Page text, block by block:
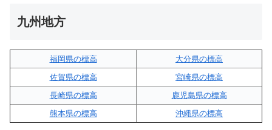
九州地方
福岡県の標高
大分県の標高
佐賀県の標高
宮崎県の標高
長崎県の標高
鹿児島県の標高
熊本県の標高
沖縄県の標高